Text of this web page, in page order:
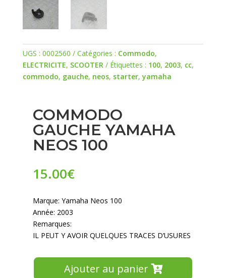
UGS : 0002560 Catégories : Commodo,
ELECTRICITE, SCOOTER Étiquettes : 100, 2003, cc,
commodo, gauche, neos, starter,yamaha
COMMODO
GAUCHE YAMAHA
NEOS 100
15.00€
Marque: Yamaha Neos 100
Année: 2003
Remarques:
IL PEUT Y AVOIR QUELQUES TRACES D’USURES
Ajouter au panier